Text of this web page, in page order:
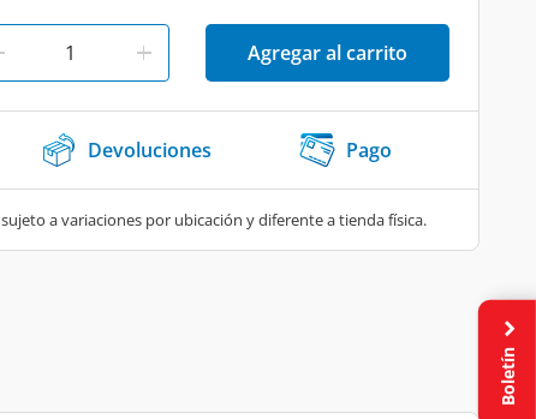
Agregar al carrito
Devoluciones Pago
a variaciones por ubicación y diferente a tienda física.
Boletín